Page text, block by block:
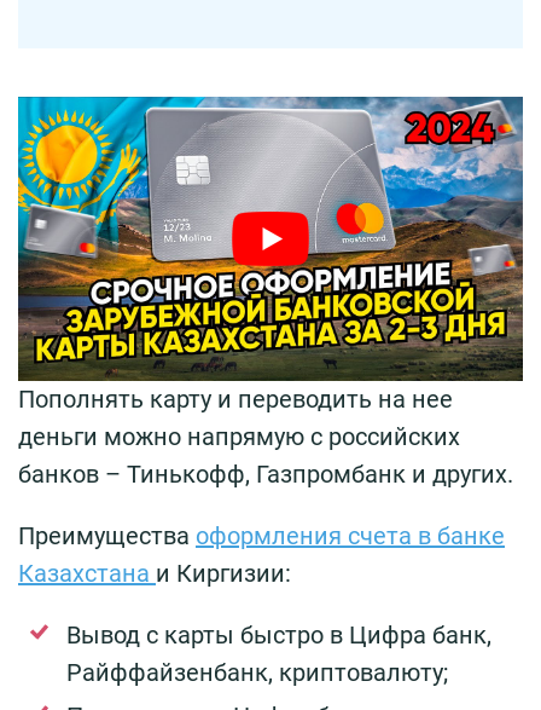
Пополнять карту и переводить на нее
деньги можно напрямую с российских
банков – Тинькофф, Газпромбанк и других.
Преимущества оформления счета в банке
Казахстана и Киргизии:
Вывод с карты быстро в Цифра банк,
Райффайзенбанк, криптовалюту;